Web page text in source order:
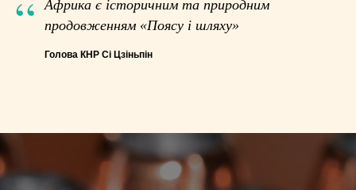
“
Африка є історичним та природним
продовженням «Поясу і шляху»
Голова КНР Сі Цзіньпін